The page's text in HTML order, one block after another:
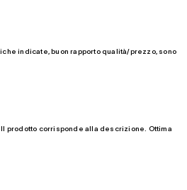
indicate, buon rapporto qualità/prezzo, sono
prodotto corrisponde alla descrizione. Ottima